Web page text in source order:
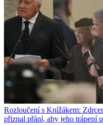
Rozloučení s Knížákem:
přiznal přání, aby jeho trápení